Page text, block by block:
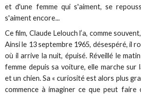
et d'une femme qui s'aiment, se
s'aiment encore...
Ce film, Claude Lelouch l’a, comme
Ainsi le 13 septembre 1965, désespéré, il
où il arrive la nuit, épuisé. Réveillé le
femme depuis sa voiture, elle marche sur
et un chien. Sa « curiosité est alors plus
commence à imaginer ce que peut